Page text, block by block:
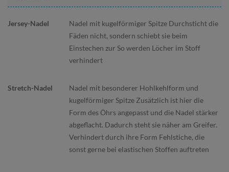
Nadel mit kugelförmiger Spitze Durchsticht die
Fäden nicht, sondern schiebt sie beim
Einstechen zur So werden Löcher im Stoff
verhindert
Nadel mit besonderer Hohlkehlform und
kugelförmiger Spitze Zusätzlich ist hier die
Form des Öhrs angepasst und die Nadel stärker
abgeflacht. Dadurch steht sie näher am Greifer.
Verhindert durch ihre Form Fehlstiche, die
sonst gerne bei elastischen Stoffen auftreten